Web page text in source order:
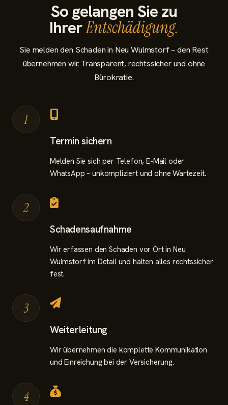
So gelangen Sie zu
IhrerEntschädigung.
Sie melden den Schaden in Neu Wulmstorf – den Rest
übernehmen wir. Transparent, rechtssicher und ohne
Bürokratie.
1
Termin sichern
Melden Sie sich per Telefon, E-Mail oder
WhatsApp – unkompliziert und ohne Wartezeit.
2
Schadensaufnahme
Wir erfassen den Schaden vor Ort in Neu
Wulmstorf im Detail und halten alles rechtssicher
fest.
3
Weiterleitung
Wir übernehmen die komplette Kommunikation
und Einreichung bei der Versicherung.
4